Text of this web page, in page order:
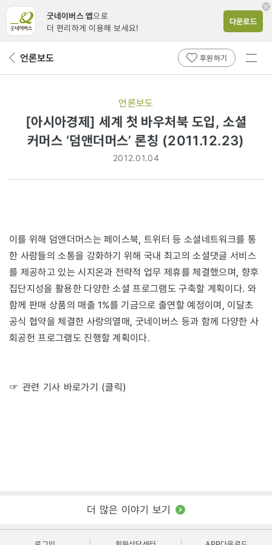
굿네이버스 앱으로
더 편리하게 이용해 보세요!
다운로드
뒤 언론보도 후원하기
전체
언론보도
[아시아경제] 세계 첫 바우처북 도입, 소셜
커머스 ‘덤앤더머스’ 론칭 (2011.12.23)
2012.01.04
이를 위해 덤앤더머스는 페이스북, 트위터 등 소셜네트워크를 통
한 사람들의 소통을 강화하기 위해 국내 최고의 소셜댓글 서비스
를 제공하고 있는 시지온과 전략적 업무 제휴를 체결했으며, 향후
집단지성을 활용한 다양한 소셜 프로그램도 구축할 계획이다. 와
함께 판매 상품의 매출 1%를 기금으로 출연할 예정이며, 이달초
공식 협약을 체결한 사랑의열매, 굿네이버스 등과 함께 다양한 사
회공헌 프로그램도 진행할 계획이다.
☞ 관련 기사 바로가기 (클릭)
더 많은 이야기 보기